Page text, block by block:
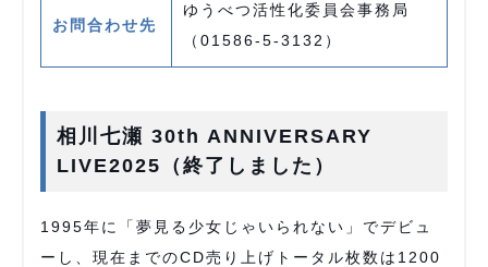
お問合わせ先
ゆうべつ活性化委員会事務局
（01586-5-3132）
相川七瀬 30th ANNIVERSARY
LIVE2025（終了しました）
1995年に「夢見る少女じゃいられない」でデビュ
ーし、現在までのCD売り上げトータル枚数は1200